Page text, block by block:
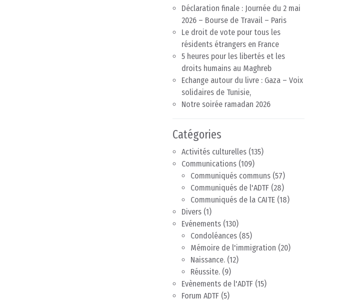
Déclaration finale : Journée du 2 mai
2026 – Bourse de Travail – Paris
Le droit de vote pour tous les
résidents étrangers en France
5 heures pour les libertés et les
droits humains au Maghreb
Echange autour du livre : Gaza – Voix
solidaires de Tunisie,
Notre soirée ramadan 2026
Catégories
Activités culturelles (135)
Communications (109)
Communiqués communs (57)
Communiqués de l'ADTF (28)
Communiqués de la CAITE (18)
Divers (1)
Evénements (130)
Condoléances (85)
Mémoire de l'immigration (20)
Naissance. (12)
Réussite. (9)
Evènements de l'ADTF (15)
Forum ADTF (5)